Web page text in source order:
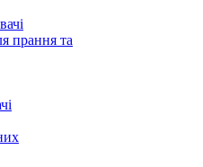
прання та